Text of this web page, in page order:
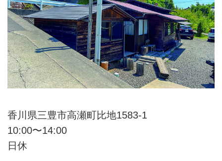
香川県三豊市高瀬町比地1583-1
10:00〜14:00
日休